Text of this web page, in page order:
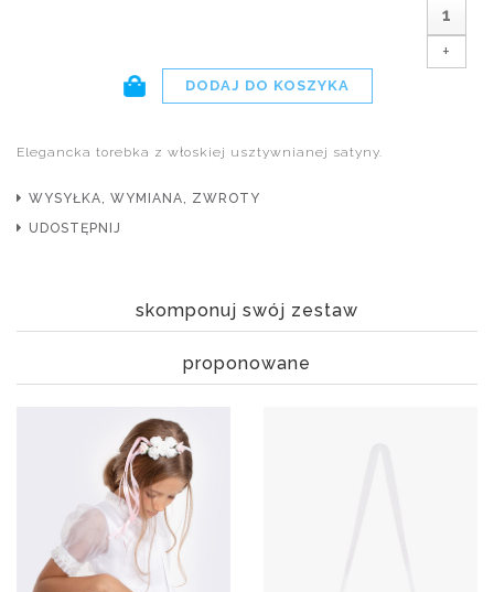
+
Elegancka torebka z włoskiej usztywnianej satyny.
WYSYŁKA, WYMIANA, ZWROTY
UDOSTĘPNIJ
skomponuj swój zestaw
proponowane